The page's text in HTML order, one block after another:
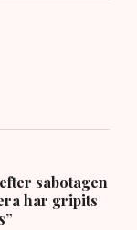
sabotagen
har gripits